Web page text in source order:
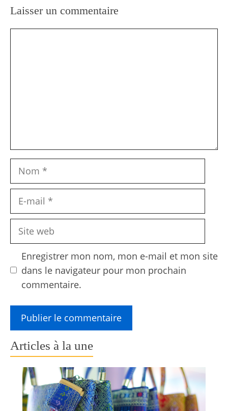
Laisser un commentaire
Nom
Site
Enregistrer mon nom, mon e-mail et mon site
dans le navigateur pour mon prochain
commentaire.
Articles à la une